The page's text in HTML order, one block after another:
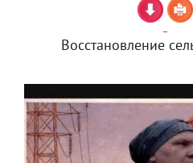
Восстановление